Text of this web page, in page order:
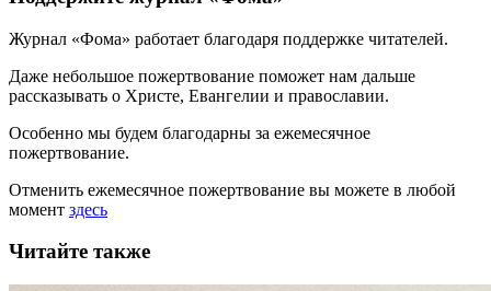
Журнал «Фома» работает благодаря поддержке читателей.
Даже небольшое пожертвование поможет нам дальше
рассказывать о Христе, Евангелии и православии.
Особенно мы будем благодарны за ежемесячное
пожертвование.
Отменить ежемесячное пожертвование вы можете в любой
момент здесь
Читайте также